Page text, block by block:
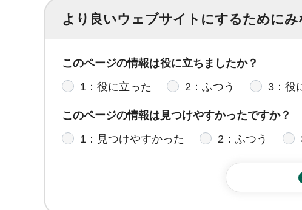
より良いウェブサイトにするために
このページの情報は役に立ちましたか？
1：役に立った
2：ふつう 3：役
このページの情報は見つけやすかったですか？
1：見つけやすかった
2：ふつう